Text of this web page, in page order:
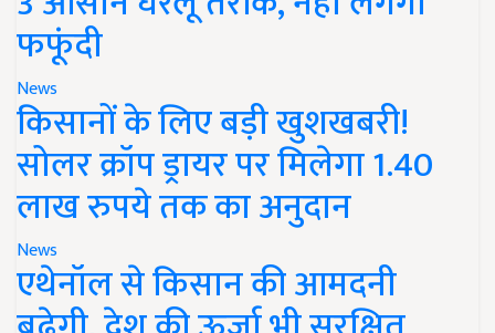
फफूंदी
News
किसानों के लिए बड़ी खुशखबरी!
सोलर क्रॉप ड्रायर पर मिलेगा 1.40
लाख रुपये तक का अनुदान
News
एथेनॉल से किसान की आमदनी